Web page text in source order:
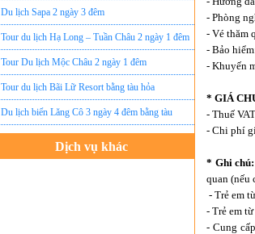
Du lịch Sapa 2 ngày 3 đêm
Tour du lịch Hạ Long – Tuần Châu 2 ngày 1 đêm
Tour Du lịch Mộc Châu 2 ngày 1 đêm
Tour du lịch Bãi Lữ Resort bằng tàu hỏa
Du lịch biển Lăng Cô 3 ngày 4 đêm bằng tàu
Dịch vụ khác
Đặt vé máy bay giá rẻ
- Phòng
- Vé thăm
- Bảo
- Khuyến
* GIÁ
- Thuế
- Chi phí
* Ghi chú:
quan (nếu
- Trẻ em
- Trẻ em
- Cung